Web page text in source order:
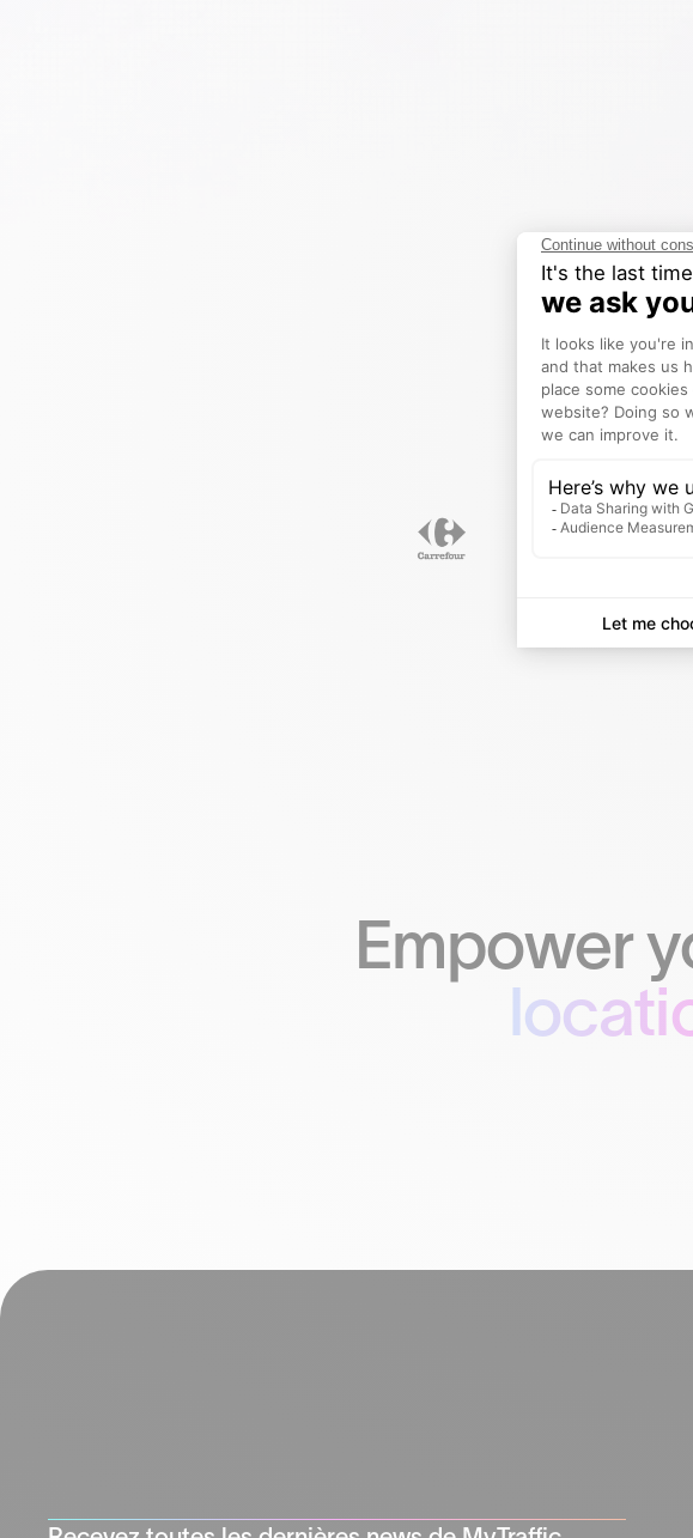
600
Empower